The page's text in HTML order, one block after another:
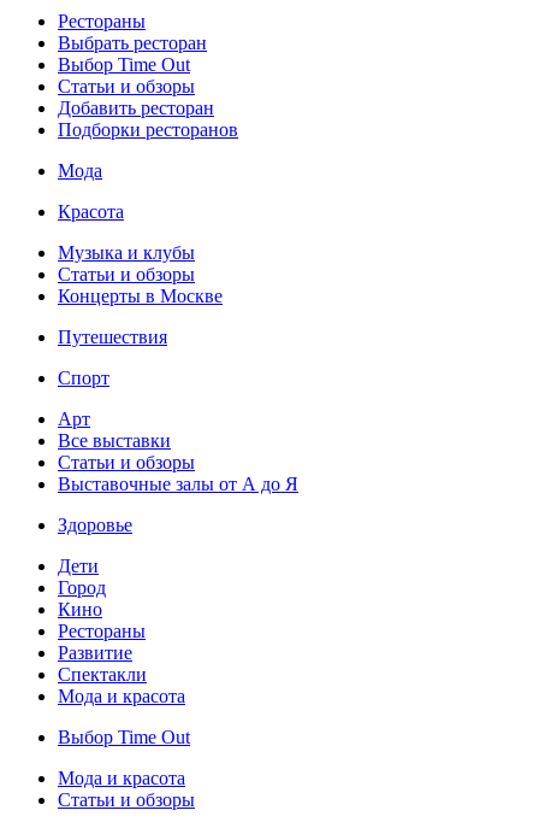
Рестораны
Выбрать ресторан
Выбор Time Out
Статьи и обзоры
Добавить ресторан
Подборки ресторанов
Мода
Красота
Музыка и клубы
Статьи и обзоры
Концерты в Москве
Путешествия
Спорт
Арт
Все выставки
Статьи и обзоры
Выставочные залы от А до Я
Здоровье
Дети
Город
Кино
Рестораны
Развитие
Спектакли
Мода и красота
Выбор Time Out
Мода и красота
Статьи и обзоры